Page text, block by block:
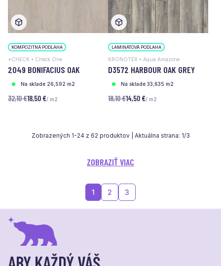
KOMPOZITNÁ PODLAHA
*CHECK • Check One
2049 BONIFACIUS OAK
Na sklade 26,592 m2
32,10 €18,50 €/ m2
LAMINÁTOVÁ PODLAHA
KRONOTEX • Aqua Amazone
D3572 HARBOUR OAK GREY
Na sklade 33,635 m2
18,10 €14,50 €/ m2
Zobrazených 1-24z 62 produktov | Aktuálna strana: 1/3
ZOBRAZIŤ VIAC
1 2 3